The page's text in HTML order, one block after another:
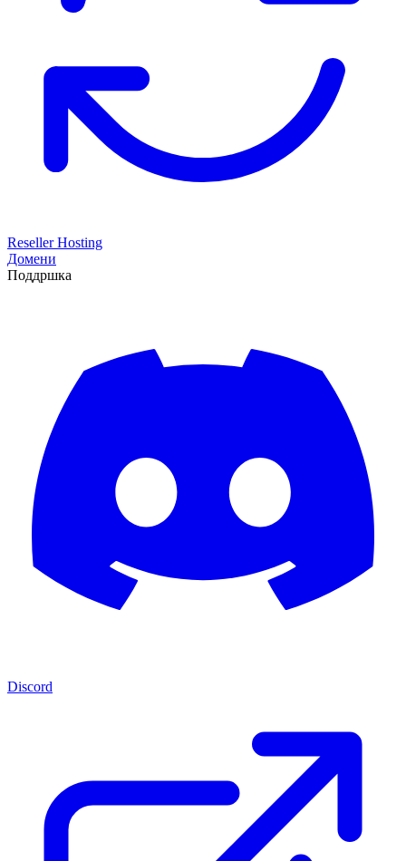
Reseller Hosting
Домени
Поддршка
Discord